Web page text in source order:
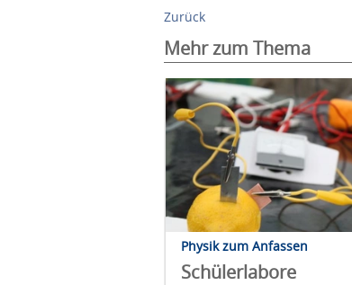
Zurück
Mehr zum Thema
Physik zum Anfassen
Schülerlabore